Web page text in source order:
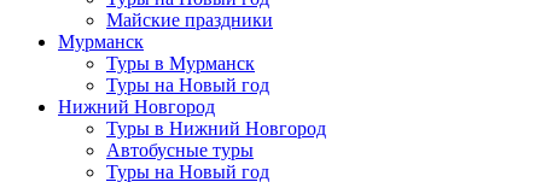
Майские праздники
Мурманск
Туры в Мурманск
Туры на Новый год
Нижний Новгород
Туры в Нижний Новгород
Автобусные туры
Туры на Новый год